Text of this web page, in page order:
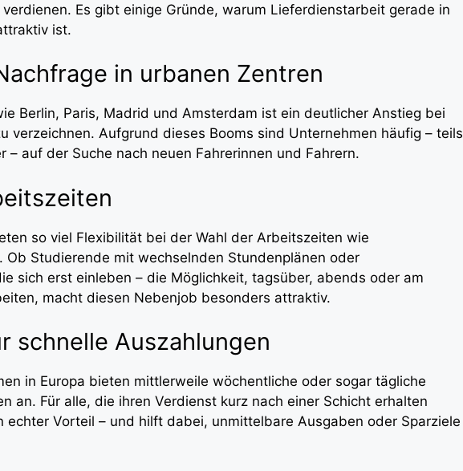
Es gibt einige Gründe, warum Lieferdienstarbeit gerade in
ist.
in urbanen Zentren
Berlin, Paris, Madrid und Amsterdam ist ein deutlicher Anstieg bei
verzeichnen. Aufgrund dieses Booms sind Unternehmen häufig – teils
– auf der Suche nach neuen Fahrerinnen und Fahrern.
so viel Flexibilität bei der Wahl der Arbeitszeiten wie
Ob Studierende mit wechselnden Stundenplänen oder
sich erst einleben – die Möglichkeit, tagsüber, abends oder am
macht diesen Nebenjob besonders attraktiv.
schnelle Auszahlungen
in Europa bieten mittlerweile wöchentliche oder sogar tägliche
an. Für alle, die ihren Verdienst kurz nach einer Schicht erhalten
echter Vorteil – und hilft dabei, unmittelbare Ausgaben oder Sparziele